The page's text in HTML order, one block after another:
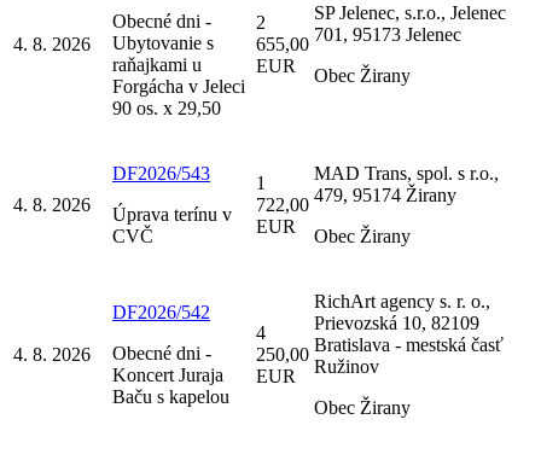
4. 8. 2026
Obecné dni -
Ubytovanie s
raňajkami u
Forgácha v Jeleci
90 os. x 29,50
2
655,00
EUR
SP Jelenec, s.r.o., Jelenec
701, 95173 Jelenec
Obec Žirany
4. 8. 2026
DF2026/543
Úprava terínu v
CVČ
1
722,00
EUR
MAD Trans, spol. s r.o.,
479, 95174 Žirany
Obec Žirany
4. 8. 2026
DF2026/542
Obecné dni -
Koncert Juraja
Baču s kapelou
4
250,00
EUR
RichArt agency s. r. o.,
Prievozská 10, 82109
Bratislava - mestská časť
Ružinov
Obec Žirany